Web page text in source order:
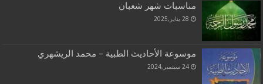
مناسبات شهر شعبان
28 يناير,2025
موسوعة الأحاديث الطبية – محمد الريشهري
24 سبتمبر,2024